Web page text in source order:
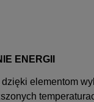
ENERGII
elementom